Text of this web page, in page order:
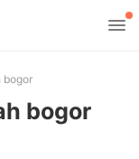
bogor
bogor